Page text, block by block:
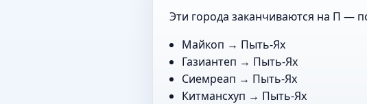
Эти города заканчиваются на П —
Майкоп → Пыть-Ях
Газиантеп → Пыть-Ях
Сиемреап → Пыть-Ях
Китмансхуп → Пыть-Ях